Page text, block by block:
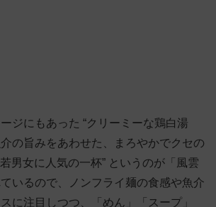
ジにもあった “クリーミーな鶏白湯
の旨みをあわせた、まろやかでクセの
男女に人気の一杯” というのが「風雲
いるので、ノンフライ麺の食感や魚介
に注目しつつ、「めん」「スープ」